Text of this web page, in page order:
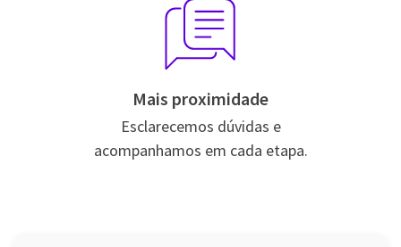
Mais proximidade
Esclarecemos dúvidas e
acompanhamos em cada etapa.